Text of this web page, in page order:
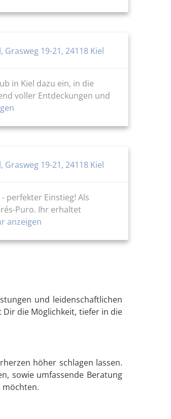
19-21, 24118 Kiel
in Kiel dazu ein, in die
voller Entdeckungen und
19-21, 24118 Kiel
perfekter Einstieg! Als
Puro. Ihr erhaltet
anzeigen
und leidenschaftlichen
Dir die Möglichkeit, tiefer in die
höher schlagen lassen.
sowie umfassende Beratung
möchten.